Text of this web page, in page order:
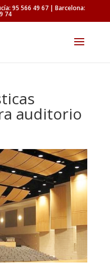
95 566 49 67 | Barcelona:
74
auditorio